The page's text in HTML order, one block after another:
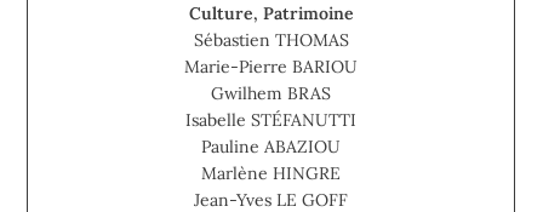
Culture, Patrimoine
Sébastien THOMAS
Marie-Pierre BARIOU
Gwilhem BRAS
Isabelle STÉFANUTTI
Pauline ABAZIOU
Marlène HINGRE
Jean-Yves LE GOFF